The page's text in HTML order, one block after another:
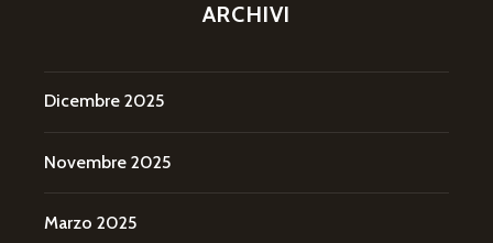
ARCHIVI
Dicembre 2025
Novembre 2025
Marzo 2025